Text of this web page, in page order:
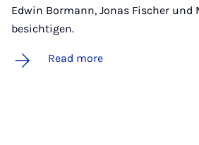
Edwin Bormann, Jonas Fischer und
besichtigen.
Read more